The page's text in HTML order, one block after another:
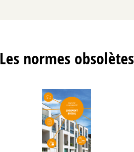
Les normes obsolètes